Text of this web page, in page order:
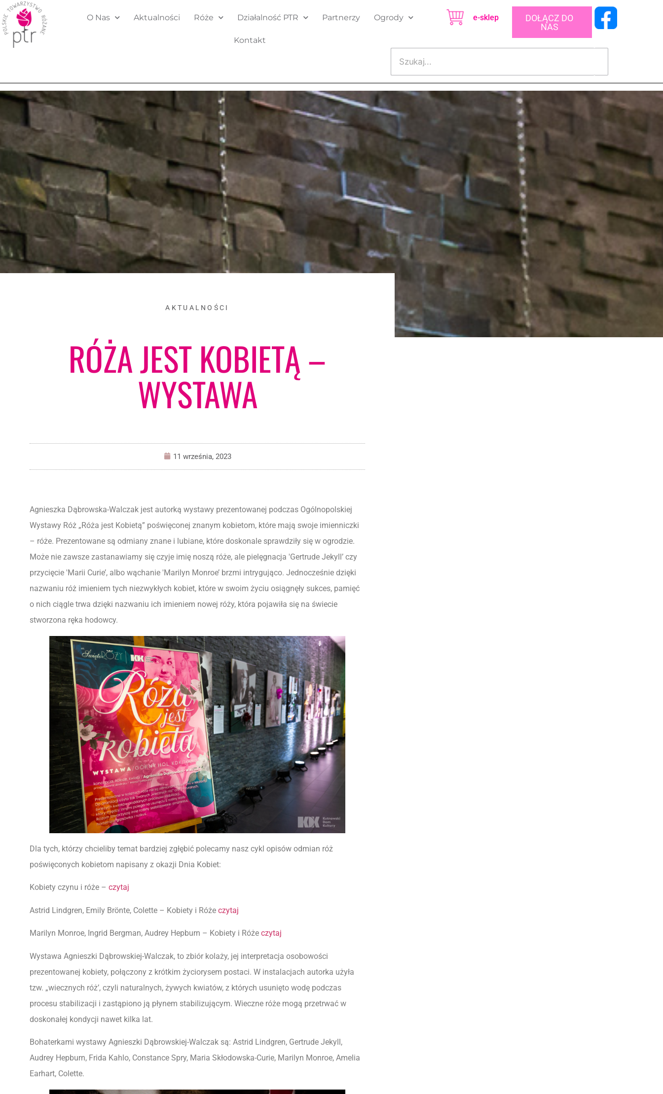
O Nas Aktualności Róże Działalność PTR Partnerzy Ogrody
Kontakt
e-sklep
DOŁĄCZ DO
NAS
AKTUALNOŚCI
RÓŻA JEST KOBIETĄ –
WYSTAWA
11 września, 2023
Agnieszka Dąbrowska-Walczak jest autorką wystawy prezentowanej podczas Ogólnopolskiej
Wystawy Róż „Róża jest Kobietą” poświęconej znanym kobietom, które mają swoje imienniczki
– róże. Prezentowane są odmiany znane i lubiane, które doskonale sprawdziły się w ogrodzie.
Może nie zawsze zastanawiamy się czyje imię noszą róże, ale pielęgnacja 'Gertrude Jekyll’ czy
przycięcie 'Marii Curie’, albo wąchanie 'Marilyn Monroe’ brzmi intrygująco. Jednocześnie dzięki
nazwaniu róż imieniem tych niezwykłych kobiet, które w swoim życiu osiągnęły sukces, pamięć
o nich ciągle trwa dzięki nazwaniu ich imieniem nowej róży, która pojawiła się na świecie
stworzona ręka hodowcy.
Dla tych, którzy chcieliby temat bardziej zgłębić polecamy nasz cykl opisów odmian róż
poświęconych kobietom napisany z okazji Dnia Kobiet:
Kobiety czynu i róże – czytaj
Astrid Lindgren, Emily Brӧnte, Colette – Kobiety i Róże czytaj
Marilyn Monroe, Ingrid Bergman, Audrey Hepburn – Kobiety i Róże czytaj
Wystawa Agnieszki Dąbrowskiej-Walczak, to zbiór kolaży, jej interpretacja osobowości
prezentowanej kobiety, połączony z krótkim życiorysem postaci. W instalacjach autorka użyła
tzw. „wiecznych róż’, czyli naturalnych, żywych kwiatów, z których usunięto wodę podczas
procesu stabilizacji i zastąpiono ją płynem stabilizującym. Wieczne róże mogą przetrwać w
doskonałej kondycji nawet kilka lat.
Bohaterkami wystawy Agnieszki Dąbrowskiej-Walczak są: Astrid Lindgren, Gertrude Jekyll,
Audrey Hepburn, Frida Kahlo, Constance Spry, Maria Skłodowska-Curie, Marilyn Monroe, Amelia
Earhart, Colette.